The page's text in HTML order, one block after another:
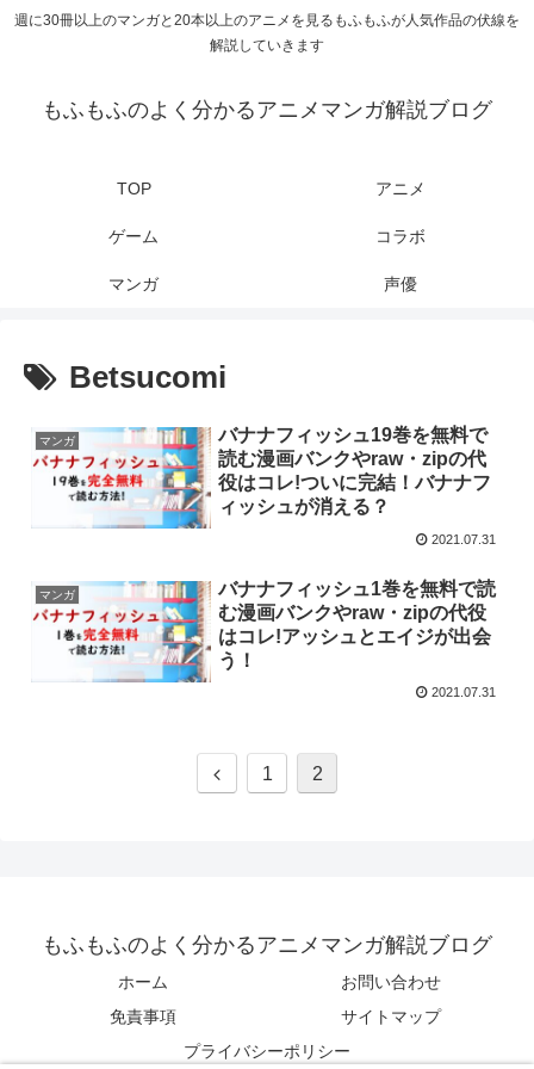
週に30冊以上のマンガと20本以上のアニメを見るもふもふが人気作品の伏線を
解説していきます
もふもふのよく分かるアニメマンガ解説ブログ
TOP アニメ
ゲーム コラボ
マンガ 声優
Betsucomi
マンガ
バナナフィッシュ19巻を無料で
読む漫画バンクやraw・zipの代
役はコレ!ついに完結！バナナフ
ィッシュが消える？
2021.07.31
マンガ
バナナフィッシュ1巻を無料で読
む漫画バンクやraw・zipの代役
はコレ!アッシュとエイジが出会
う！
2021.07.31
1 2
もふもふのよく分かるアニメマンガ解説ブログ
ホーム
お問い合わせ
免責事項
サイトマップ
プライバシーポリシー